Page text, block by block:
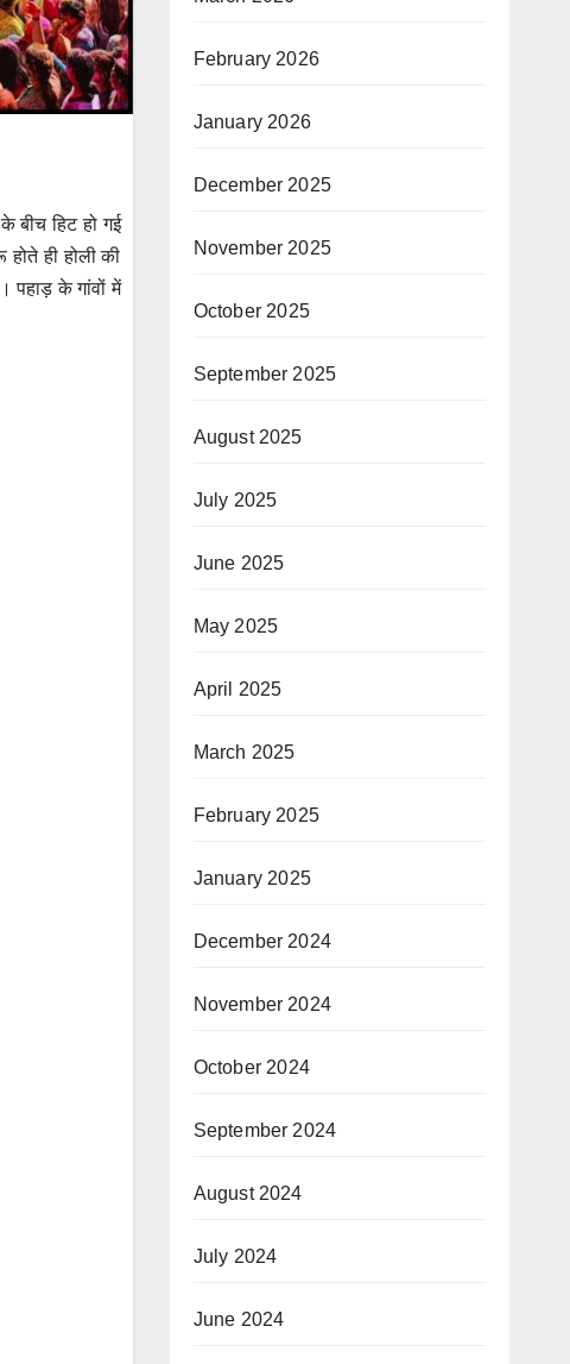
बीच हिट हो गई
ही होली की
पहाड़ के गांवों में
February 2026
January 2026
December 2025
November 2025
October 2025
September 2025
August 2025
July 2025
June 2025
May 2025
April 2025
March 2025
February 2025
January 2025
December 2024
November 2024
October 2024
September 2024
August 2024
July 2024
June 2024